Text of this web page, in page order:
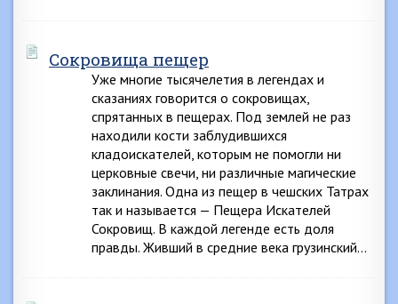
Сокровища пещер
Уже многие тысячелетия в легендах и
сказаниях говорится о сокровищах,
спрятанных в пещерах. Под землей не раз
находили кости заблудившихся
кладоискателей, которым не помогли ни
церковные свечи, ни различные магические
заклинания. Одна из пещер в чешских Татрах
так и называется — Пещера Искателей
Сокровищ. В каждой легенде есть доля
правды. Живший в средние века грузинский…